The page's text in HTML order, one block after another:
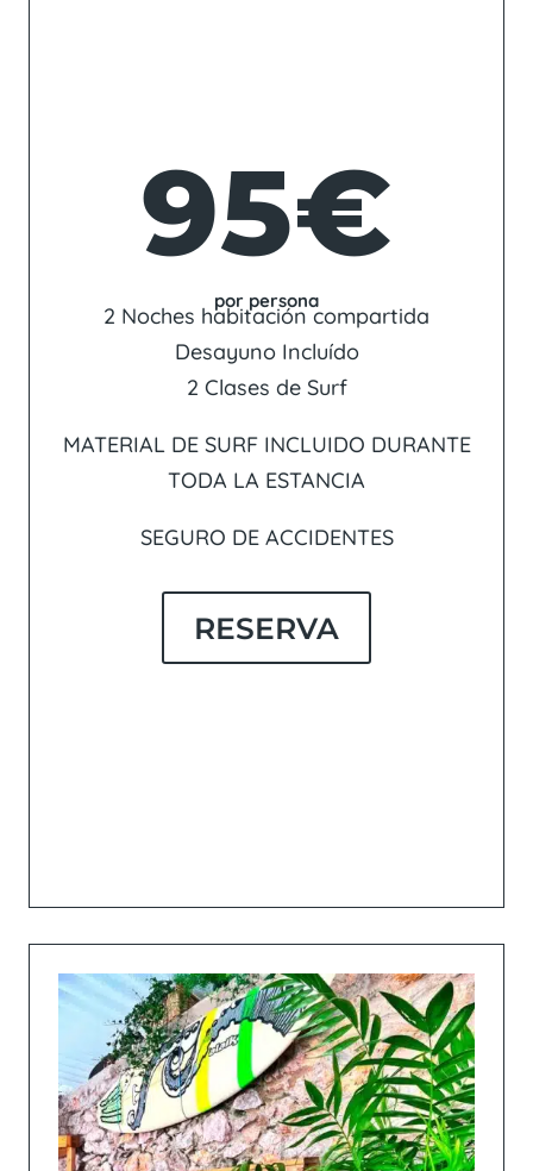
95€
por persona
2 Noches habitación compartida
Desayuno Incluído
2 Clases de Surf
MATERIAL DE SURF INCLUIDO DURANTE
TODA LA ESTANCIA
SEGURO DE ACCIDENTES
RESERVA